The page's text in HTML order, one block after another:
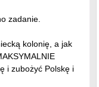
zadanie.
kolonię, a jak
i zubożyć Polskę i